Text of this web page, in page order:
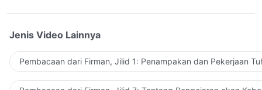
Jenis Video Lainnya
Pembacaan dari Firman, Jilid 1: Penampakan dan Pekerjaan